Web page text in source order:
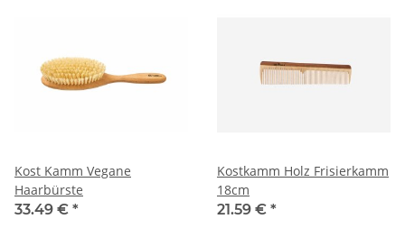
Kost Kamm Vegane
Haarbürste
33.49 € *
Kostkamm Holz Frisierkamm
18cm
21.59 € *